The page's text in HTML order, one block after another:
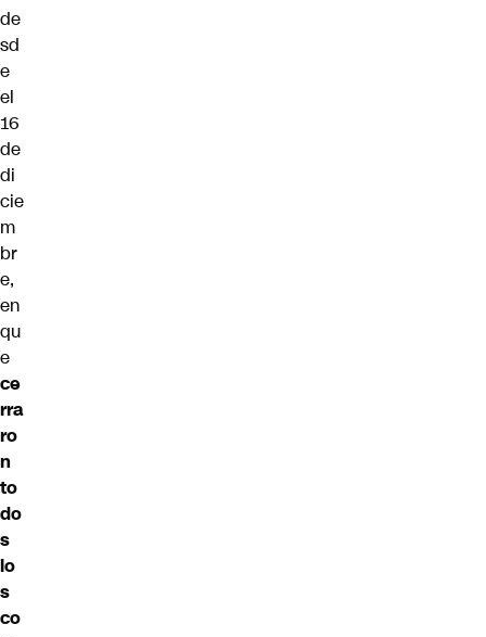
de
sd
e
el
16
de
di
cie
m
br
e,
en
qu
e
ce
rra
ro
n
to
do
s
lo
s
co